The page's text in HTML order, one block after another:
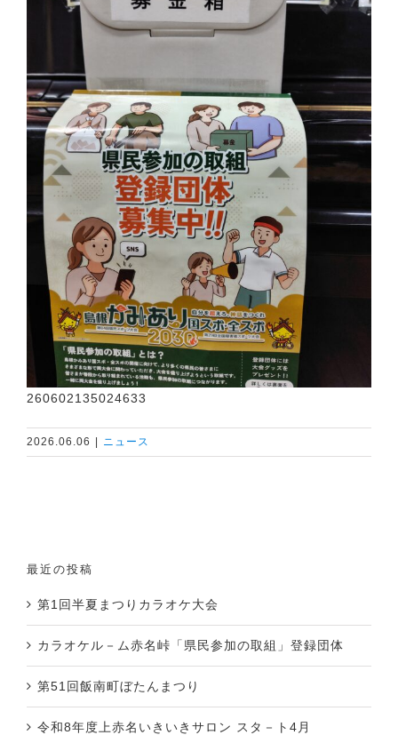
260602135024633
2026.06.06 ニュース
最近の投稿
第1回半夏まつりカラオケ大会
カラオケル－ム赤名峠「県民参加の取組」登録団体
第51回飯南町ぼたんまつり
令和8年度上赤名いきいきサロン スタ－ト4月